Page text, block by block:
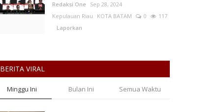
Redaksi One
Sep 28, 2024
Kepulauan Riau
KOTA BATAM 0
117
Laporkan
BERITA VIRAL
Minggu Ini Bulan Ini Semua Waktu